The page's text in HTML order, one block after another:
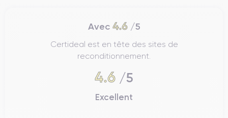
Avec 4.6/5
Certideal est en tête des sites de
reconditionnement.
4.6 /5
Excellent